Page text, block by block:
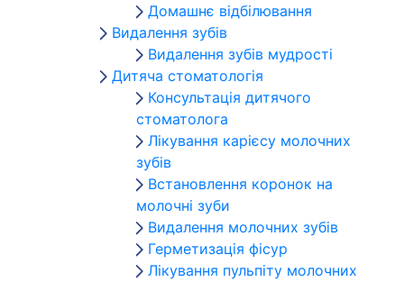
Домашнє відбілювання
Видалення зубів
Видалення зубів мудрості
Дитяча стоматологія
Консультація дитячого
стоматолога
Лікування карієсу молочних
зубів
Встановлення коронок на
молочні зуби
Видалення молочних зубів
Герметизація фісур
Лікування пульпіту молочних